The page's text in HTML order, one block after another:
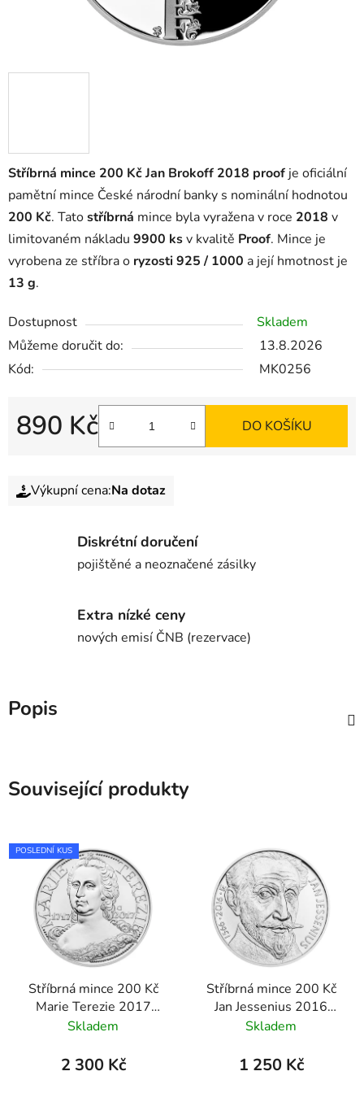
Stříbrná mince 200 Kč Jan Brokoff 2018 proof je oficiální
pamětní mince České národní banky s nominální hodnotou
200 Kč. Tatostříbrná mince byla vyražena v roce 2018 v
limitovaném nákladu 9900 ksv kvalitě Proof. Mince je
vyrobena ze stříbra o ryzosti 925 / 1000 a její hmotnost je
13 g.
Dostupnost
Skladem
Můžeme doručit do:
13.8.2026
Kód:
MK0256
890 Kč DO KOŠÍKU
Výkupní cena:Na dotaz
Diskrétní doručení
pojištěné a neoznačené zásilky
Extra nízké ceny
nových emisí ČNB (rezervace)
Popis
Související produkty
POSLEDNÍ KUS
Stříbrná mince 200 Kč
Marie Terezie 2017
standard
Skladem
2 300 Kč
Stříbrná mince 200 Kč
Jan Jessenius 2016
standard
Skladem
1 250 Kč